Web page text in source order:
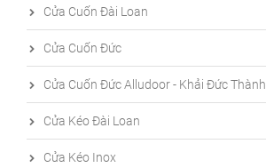
Cửa Cuốn Đài Loan
Cửa Cuốn Đức
Cửa Cuốn Đức Alludoor - Khải Đức Thành
Cửa Kéo Đài Loan
Cửa Kéo Inox